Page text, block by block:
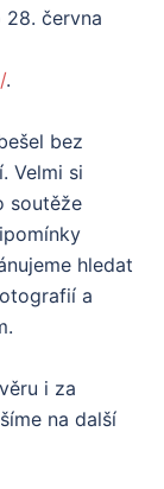
28. června
.
bez
Velmi si
soutěže
hledat
a
i za
na další